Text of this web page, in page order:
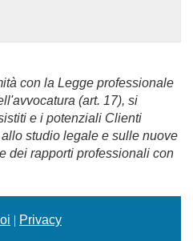
con la Legge professionale
(art. 17), si
e i potenziali Clienti
studio legale e sulle nuove
dei rapporti professionali con
| Privacy